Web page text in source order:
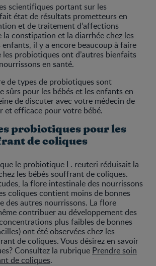
scientifiques portant sur les
état de résultats prometteurs en
et de traitement d’affections
la constipation et la diarrhée chez les
il y a encore beaucoup à faire
probiotiques ont d’autres bienfaits
en santé.
de types de probiotiques sont
sûrs pour les bébés et les enfants en
de discuter avec votre médecin de
et efficace pour votre bébé.
probiotiques pour les
de coliques
le probiotique L. reuteri réduisait la
les bébés souffrant de coliques.
la flore intestinale des nourrissons
coliques contient moins de bonnes
des autres nourrissons. La flore
contribuer au développement des
plus faibles de bonnes
ont été observées chez les
de coliques. Vous désirez en savoir
Consultez la rubrique Prendre soin
de coliques.